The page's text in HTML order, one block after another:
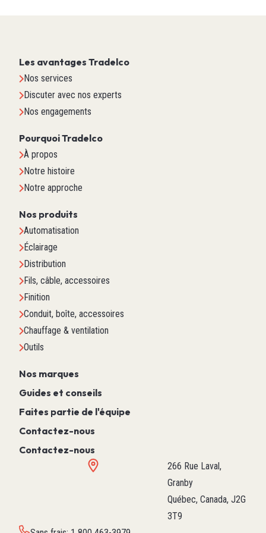
Les avantages Tradelco
Nos services
Discuter avec nos experts
Nos engagements
Pourquoi Tradelco
À propos
Notre histoire
Notre approche
Nos produits
Automatisation
Éclairage
Distribution
Fils, câble, accessoires
Finition
Conduit, boîte, accessoires
Chauffage & ventilation
Outils
Nos marques
Guides et conseils
Faites partie de l'équipe
Contactez-nous
Contactez-nous
266 Rue Laval,
Granby
Québec, Canada, J2G
3T9